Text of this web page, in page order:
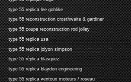
type 55 replica lee gohlike
type 55 reconstruction crosthwaite & gardiner
type 55 coupe reconstruction rod jolley
type 55 replica usa
type 55 replica jolyon simpson
type 55 réplica blasquez
type 55 replica blaydon engineering
type 55 replica ventoux moteurs / roseau